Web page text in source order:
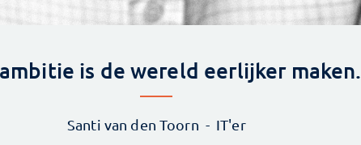
is de wereld eerlijker maken.
Santi van den Toorn IT'er